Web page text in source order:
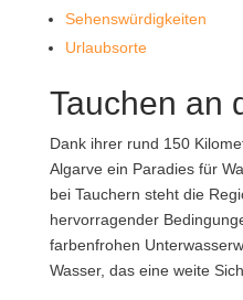
Sehenswürdigkeiten
Urlaubsorte
Tauchen an
Dank ihrer rund 150
Algarve ein Paradies für
bei Tauchern steht die
hervorragender
farbenfrohen
Wasser, das eine weite